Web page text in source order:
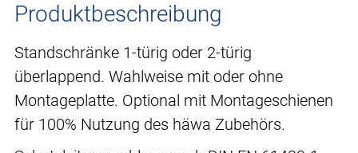
Produktbeschreibung
Standschränke 1-türig oder 2-türig
überlappend. Wahlweise mit oder ohne
Montageplatte. Optional mit Montageschienen
für 100% Nutzung des häwa Zubehörs.